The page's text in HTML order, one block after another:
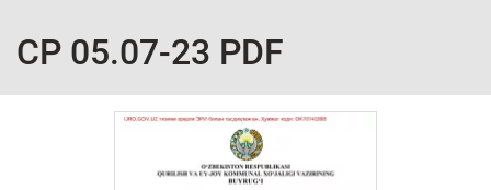
СР 05.07-23 PDF